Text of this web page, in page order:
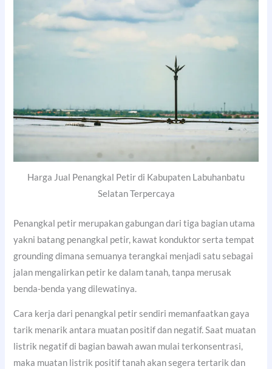
Harga Jual Penangkal Petir di Kabupaten Labuhanbatu
Selatan Terpercaya
Penangkal petir merupakan gabungan dari tiga bagian utama
yakni batang penangkal petir, kawat konduktor serta tempat
grounding dimana semuanya terangkai menjadi satu sebagai
jalan mengalirkan petir ke dalam tanah, tanpa merusak
benda-benda yang dilewatinya.
Cara kerja dari penangkal petir sendiri memanfaatkan gaya
tarik menarik antara muatan positif dan negatif. Saat muatan
listrik negatif di bagian bawah awan mulai terkonsentrasi,
maka muatan listrik positif tanah akan segera tertarik dan